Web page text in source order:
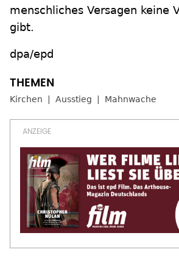
menschliches Versagen keine
gibt.
dpa/epd
Kirchen Ausstieg Mahnwache